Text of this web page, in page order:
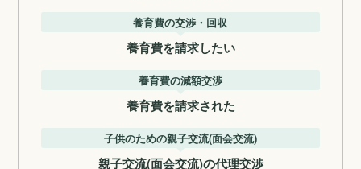
養育費の交渉・回収
養育費を請求したい
養育費の減額交渉
養育費を請求された
子供のための親子交流(面会交流)
親子交流(面会交流)の代理交渉